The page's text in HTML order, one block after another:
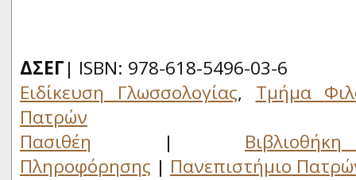
ΔΣΕΓ| ISBN: 978-618-5496-03-6
Ειδίκευση Γλωσσολογίας, Τμήμα
Πατρών
Πασιθέη |
Πληροφόρησης | Πανεπιστήμιο